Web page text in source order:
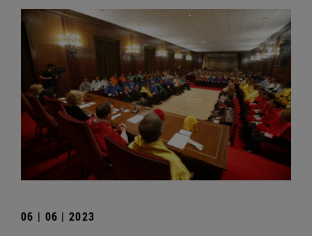
06 | 06 | 2023